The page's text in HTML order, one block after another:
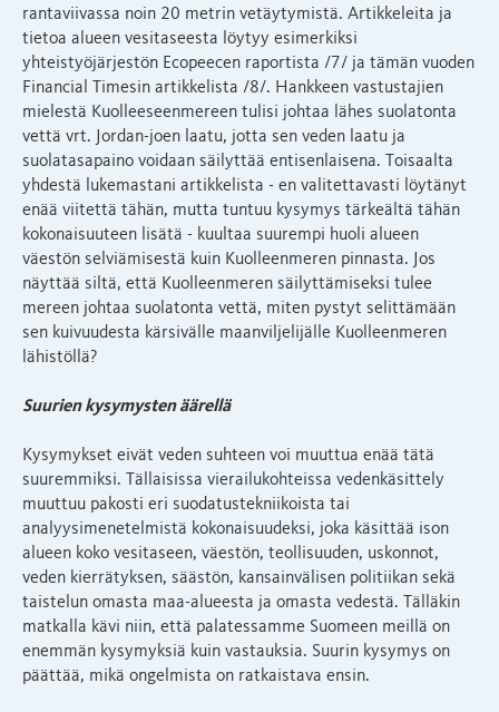
rantaviivassa noin 20 metrin vetäytymistä. Artikkeleita ja
tietoa alueen vesitaseesta löytyy esimerkiksi
yhteistyöjärjestön Ecopeecen raportista /7/ ja tämän vuoden
Financial Timesin artikkelista /8/. Hankkeen vastustajien
mielestä Kuolleeseenmereen tulisi johtaa lähes suolatonta
vettä vrt. Jordan-joen laatu, jotta sen veden laatu ja
suolatasapaino voidaan säilyttää entisenlaisena. Toisaalta
yhdestä lukemastani artikkelista - en valitettavasti löytänyt
enää viitettä tähän, mutta tuntuu kysymys tärkeältä tähän
kokonaisuuteen lisätä - kuultaa suurempi huoli alueen
väestön selviämisestä kuin Kuolleenmeren pinnasta. Jos
näyttää siltä, että Kuolleenmeren säilyttämiseksi tulee
mereen johtaa suolatonta vettä, miten pystyt selittämään
sen kuivuudesta kärsivälle maanviljelijälle Kuolleenmeren
lähistöllä?
Suurien kysymysten äärellä
Kysymykset eivät veden suhteen voi muuttua enää tätä
suuremmiksi. Tällaisissa vierailukohteissa vedenkäsittely
muuttuu pakosti eri suodatustekniikoista tai
analyysimenetelmistä kokonaisuudeksi, joka käsittää ison
alueen koko vesitaseen, väestön, teollisuuden, uskonnot,
veden kierrätyksen, säästön, kansainvälisen politiikan sekä
taistelun omasta maa-alueesta ja omasta vedestä. Tälläkin
matkalla kävi niin, että palatessamme Suomeen meillä on
enemmän kysymyksiä kuin vastauksia. Suurin kysymys on
päättää, mikä ongelmista on ratkaistava ensin.